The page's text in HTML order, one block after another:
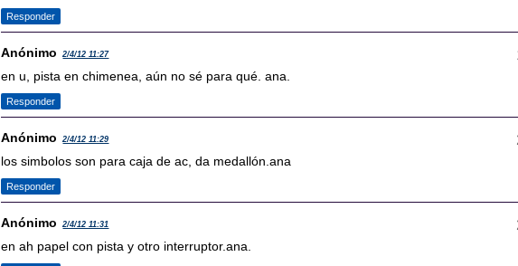
Responder
Anónimo 2/4/12 11:27
en u, pista en chimenea, aún no sé para qué. ana.
Responder
Anónimo 2/4/12 11:29
los simbolos son para caja de ac, da medallón.ana
Responder
Anónimo 2/4/12 11:31
en ah papel con pista y otro interruptor.ana.